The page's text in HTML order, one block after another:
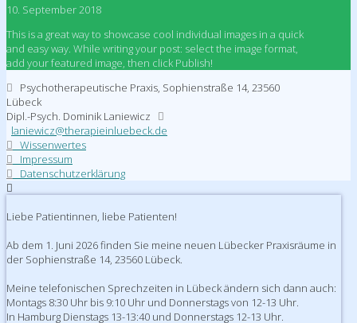
10. September 2018
This is a great way to showcase cool individual images in a quick
and easy way. While writing your post: select the image format,
add your featured image, then click Publish!
Psychotherapeutische Praxis, Sophienstraße 14, 23560
Lübeck
Dipl.-Psych. Dominik Laniewicz
laniewicz@therapieinluebeck.de
Wissenwertes
Impressum
Datenschutzerklärung
Liebe Patientinnen, liebe Patienten!
Ab dem 1. Juni 2026 finden Sie meine neuen Lübecker Praxisräume in
der Sophienstraße 14, 23560 Lübeck.
Meine telefonischen Sprechzeiten in Lübeck ändern sich dann auch:
Montags 8:30 Uhr bis 9:10 Uhr und Donnerstags von 12-13 Uhr.
In Hamburg Dienstags 13-13:40 und Donnerstags 12-13 Uhr.